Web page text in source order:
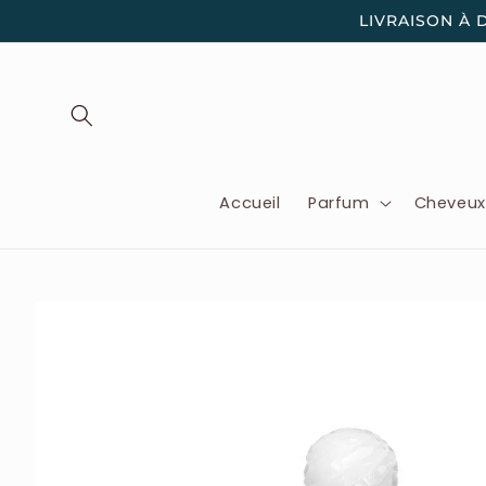
au
LIVRAISON À
Accueil Parfum Cheveux